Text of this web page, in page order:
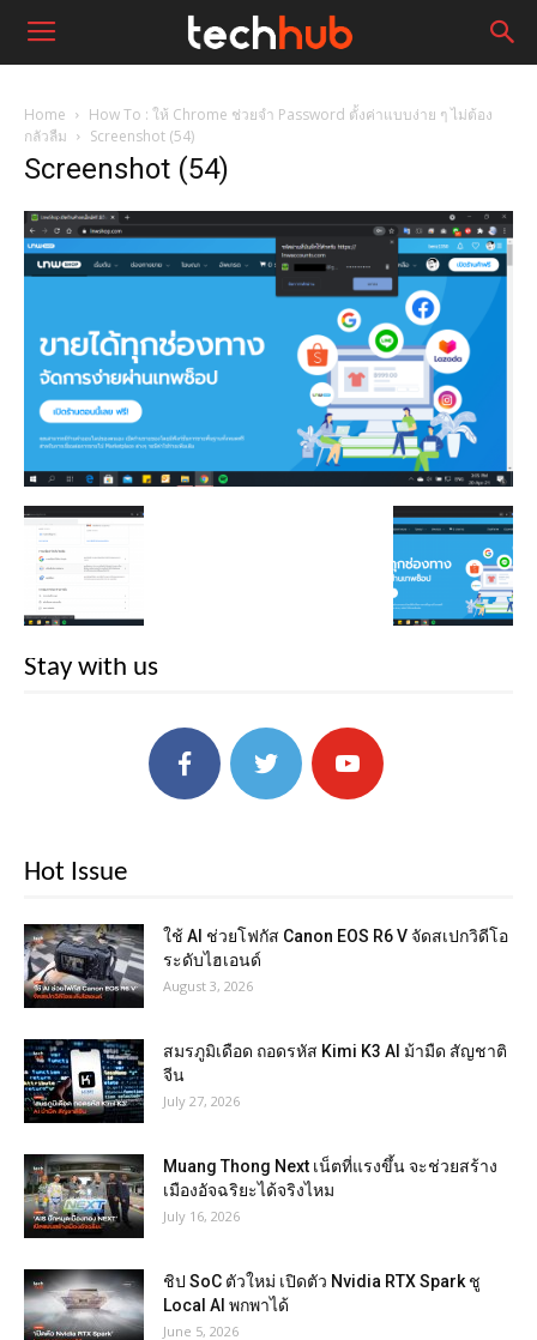
Home
How To : ให้ Chrome ช่วยจำ Password ตั้งค่าแบบง่าย ๆ ไม่ต้อง
กลัวลืม
Screenshot (54)
Screenshot (54)
Stay with us
Hot Issue
ใช้ AI ช่วยโฟกัส Canon EOS R6 V จัดสเปกวิดีโอ
ระดับไฮเอนด์
August 3, 2026
สมรภูมิเดือด ถอดรหัส Kimi K3 AI ม้ามืด สัญชาติ
จีน
July 27, 2026
Muang Thong Next เน็ตที่แรงขึ้น จะช่วยสร้าง
เมืองอัจฉริยะได้จริงไหม
July 16, 2026
ชิป SoC ตัวใหม่ เปิดตัว Nvidia RTX Spark ชู
Local AI พกพาได้
June 5, 2026